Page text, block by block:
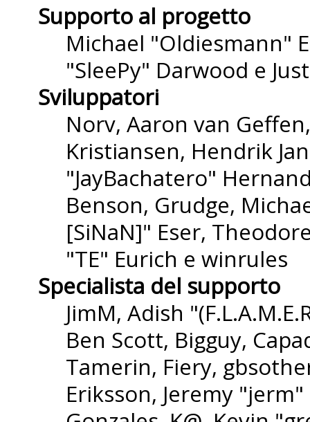
Supporto al progetto
Michael "Oldiesmann"
"SleePy" Darwood e
Sviluppatori
Norv, Aaron van
Kristiansen, Hendrik
"JayBachatero"
Benson, Grudge,
[SiNaN]" Eser,
"TE" Eurich e winrules
Specialista del supporto
JimM, Adish
Ben Scott, Bigguy,
Tamerin, Fiery,
Eriksson, Jeremy